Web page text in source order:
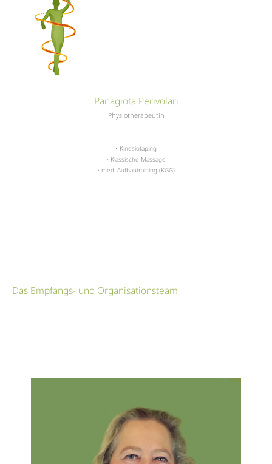
Panagiota Perivolari
Physiotherapeutin
• Kinesiotaping
• Klassische Massage
• med. Aufbautraining (KGG)
Das Empfangs- und Organisationsteam